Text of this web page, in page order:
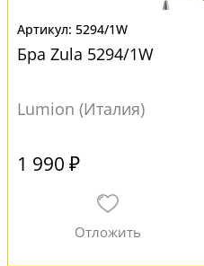
5294/1W
Бра Zula 5294/1W
Lumion (Италия)
1 990 ₽